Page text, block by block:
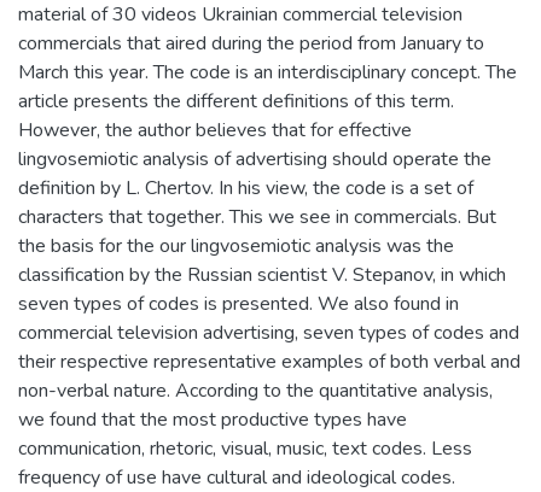
material of 30 videos Ukrainian commercial television
commercials that aired during the period from January to
March this year. The code is an interdisciplinary concept. The
article presents the different definitions of this term.
However, the author believes that for effective
lingvosemiotic analysis of advertising should operate the
definition by L. Chertov. In his view, the code is a set of
characters that together. This we see in commercials. But
the basis for the our lingvosemiotic analysis was the
classification by the Russian scientist V. Stepanov, in which
seven types of codes is presented. We also found in
commercial television advertising, seven types of codes and
their respective representative examples of both verbal and
non-verbal nature. According to the quantitative analysis,
we found that the most productive types have
communication, rhetoric, visual, music, text codes. Less
frequency of use have cultural and ideological codes.